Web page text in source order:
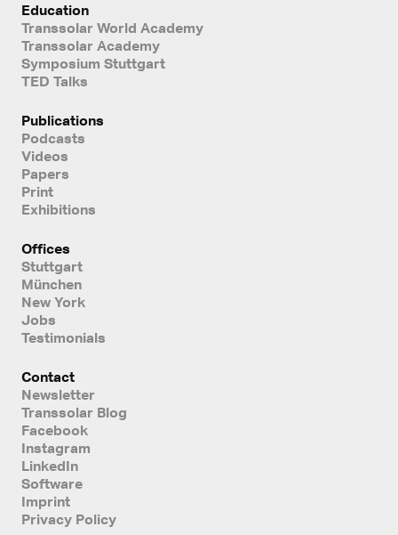
Education
Transsolar World Academy
Transsolar Academy
Symposium Stuttgart
TED Talks
Publications
Podcasts
Videos
Papers
Print
Exhibitions
Offices
Stuttgart
München
New York
Jobs
Testimonials
Contact
Newsletter
Transsolar Blog
Facebook
Instagram
LinkedIn
Software
Imprint
Privacy Policy